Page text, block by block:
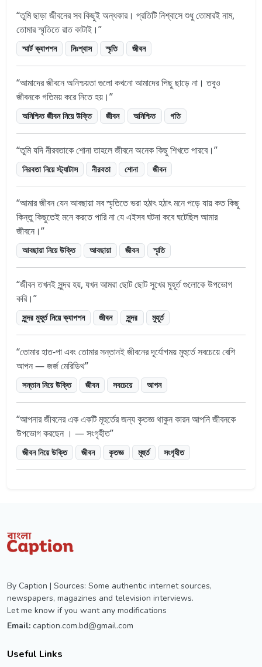
তুমি ছাড়া জীবনের সব কিছুই অন্ধকার। প্রতিটি নিশ্বাসে শুধু তোমারই নাম,
তোমার স্মৃতিতে রাত কাটাই।
স্মার্ট ক্যাপশন নিঃশ্বাস স্মৃতি জীবন
আমাদের জীবনে অনিশ্চয়তা গুলো কখনো আমাদের পিছু ছাড়ে না। তবুও
জীবনকে গতিময় করে নিতে হয়।
অনিশ্চিত জীবন নিয়ে উক্তি জীবন অনিশ্চিত গতি
তুমি যদি নীরবতাকে শোনা তাহলে জীবনে অনেক কিছু শিখতে পারবে।
নিরবতা নিয়ে স্ট্যাটাস নীরবতা শোনা জীবন
আমার জীবন যেন আবছায়া সব স্মৃতিতে ভরা হঠাৎ হঠাৎ মনে পড়ে যায় কত কিছু
কিন্তু কিছুতেই মনে করতে পারি না যে এইসব ঘটনা কবে ঘটেছিল আমার
জীবনে।
আবছায়া নিয়ে উক্তি আবছায়া জীবন স্মৃতি
জীবন তখনই সুন্দর হয়, যখন আমরা ছোট ছোট সুখের মুহূর্ত গুলোকে উপভোগ
করি।
সুন্দর মুহূর্ত নিয়ে ক্যাপশন জীবন সুন্দর মুহূর্ত
তোমার হাত-পা এবং তোমার সন্তানই জীবনের দূর্যোগময় মুহুর্তে সবচেয়ে বেশি
আপন — জর্জ মেরিডিথ
সন্তান নিয়ে উক্তি জীবন সবচেয়ে আপন
আপনার জীবনের এক একটি মূহুর্তের জন্য কৃতজ্ঞ থাকুন কারন আপনি জীবনকে
উপভোগ করছেন । — সংগৃহীত
জীবন নিয়ে উক্তি জীবন কৃতজ্ঞ মূহুর্ত সংগৃহীত
By Caption | Sources: Some authentic internet sources,
newspapers, magazines and television interviews.
Let me know if you want any modifications
Email: caption.com.bd@gmail.com
Useful Links